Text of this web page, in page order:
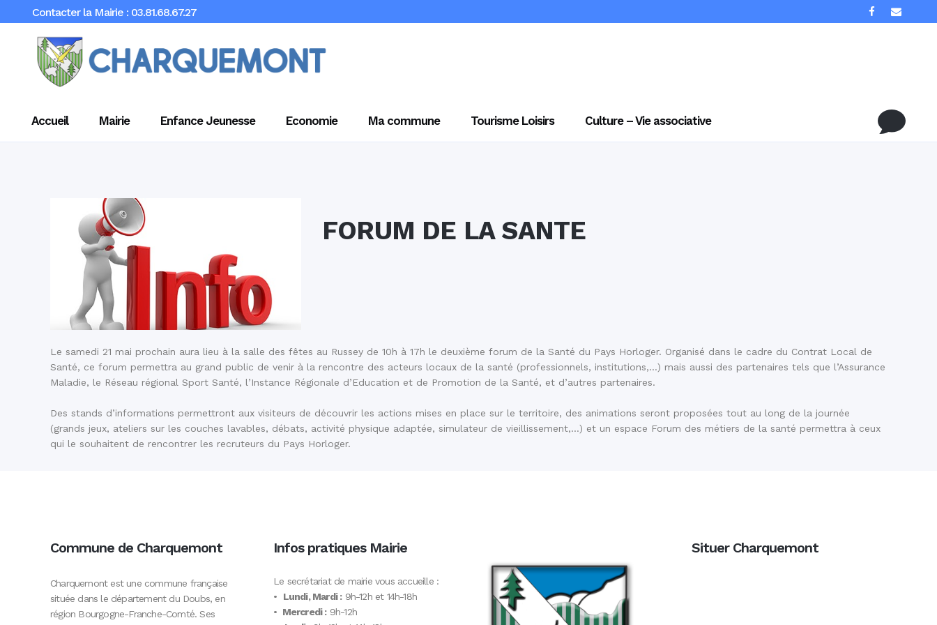
Contacter la Mairie : 03.81.68.67.27
Accueil Mairie Enfance Jeunesse Economie Ma commune Tourisme Loisirs Culture – Vie associative
FORUM DE LA SANTE
Le samedi 21 mai prochain aura lieu à la salle des fêtes au Russey de 10h à 17h le deuxième forum de la Santé du Pays Horloger. Organisé dans le cadre du Contrat Local de
Santé, ce forum permettra au grand public de venir à la rencontre des acteurs locaux de la santé (professionnels, institutions,…) mais aussi des partenaires tels que l’Assurance
Maladie, le Réseau régional Sport Santé, l’Instance Régionale d’Education et de Promotion de la Santé, et d’autres partenaires.
Des stands d’informations permettront aux visiteurs de découvrir les actions mises en place sur le territoire, des animations seront proposées tout au long de la journée
(grands jeux, ateliers sur les couches lavables, débats, activité physique adaptée, simulateur de vieillissement,…) et un espace Forum des métiers de la santé permettra à ceux
qui le souhaitent de rencontrer les recruteurs du Pays Horloger.
Commune de Charquemont
Charquemont est une commune française
située dans le département du Doubs, en
région Bourgogne-Franche-Comté. Ses
Infos pratiques Mairie
Le secrétariat de mairie vous accueille :
• Lundi, Mardi :9h-12h et 14h-18h
• Mercredi :9h-12h
Situer Charquemont